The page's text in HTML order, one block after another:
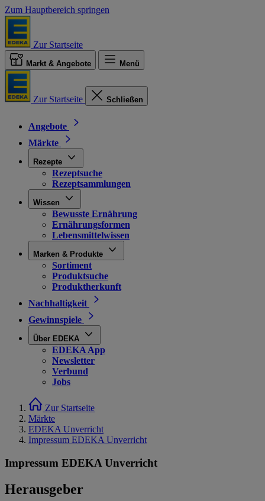
Zum Hauptbereich springen
Zur Startseite
Markt & Angebote Menü
Zur Startseite Schließen
Angebote
Märkte
Rezepte
Rezeptsuche
Rezeptsammlungen
Wissen
Bewusste Ernährung
Ernährungsformen
Lebensmittelwissen
Marken & Produkte
Sortiment
Produktsuche
Produktherkunft
Nachhaltigkeit
Gewinnspiele
Über EDEKA
EDEKA App
Newsletter
Verbund
Jobs
Zur Startseite
Märkte
EDEKA Unverricht
Impressum EDEKA Unverricht
Impressum EDEKA Unverricht
Herausgeber